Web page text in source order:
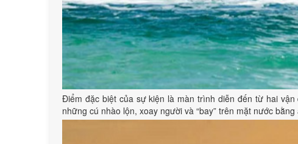
Điểm đặc biệt của sự kiện là màn trình diễn đến từ hai
những cú nhào lộn, xoay người và “bay” trên mặt nước